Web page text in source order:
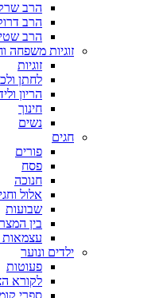
הרב
הרב
הרב
זוגיות משפחה
זוגיות
לחתן
הריון
חינוך
נשים
חגים
פורים
פסח
חנוכה
אלול
שבועות
בין
עצמאות
ילדים ונוער
פעוטות
לקורא